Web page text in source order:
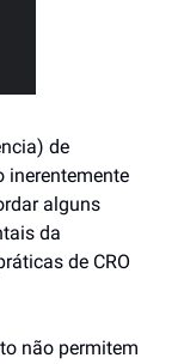
de
inerentemente
alguns
da
de CRO
não permitem